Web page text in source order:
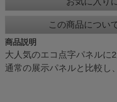
この商品につい
商品説明
大人気のエコ点字パネルに
通常の展示パネルと比較し